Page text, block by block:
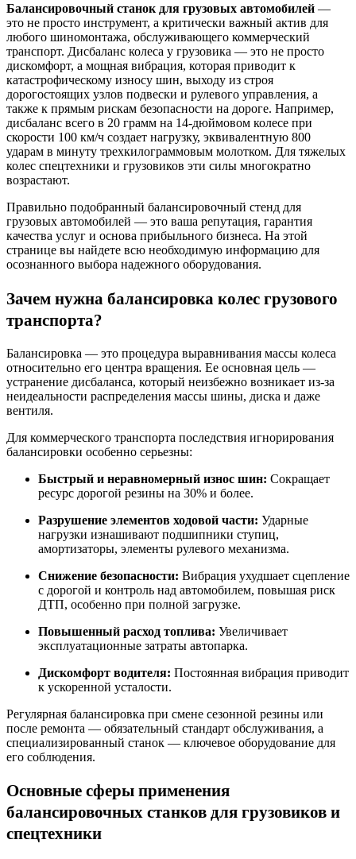
Балансировочный станок для грузовых автомобилей —
это не просто инструмент, а критически важный актив для
любого шиномонтажа, обслуживающего коммерческий
транспорт. Дисбаланс колеса у грузовика — это не просто
дискомфорт, а мощная вибрация, которая приводит к
катастрофическому износу шин, выходу из строя
дорогостоящих узлов подвески и рулевого управления, а
также к прямым рискам безопасности на дороге. Например,
дисбаланс всего в 20 грамм на 14-дюймовом колесе при
скорости 100 км/ч создает нагрузку, эквивалентную 800
ударам в минуту трехкилограммовым молотком. Для тяжелых
колес спецтехники и грузовиков эти силы многократно
возрастают.
Правильно подобранный балансировочный стенд для
грузовых автомобилей — это ваша репутация, гарантия
качества услуг и основа прибыльного бизнеса. На этой
странице вы найдете всю необходимую информацию для
осознанного выбора надежного оборудования.
Зачем нужна балансировка колес грузового
транспорта?
Балансировка — это процедура выравнивания массы колеса
относительно его центра вращения. Ее основная цель —
устранение дисбаланса, который неизбежно возникает из-за
неидеальности распределения массы шины, диска и даже
вентиля.
Для коммерческого транспорта последствия игнорирования
балансировки особенно серьезны:
Быстрый и неравномерный износ шин: Сокращает
ресурс дорогой резины на 30% и более.
Разрушение элементов ходовой части: Ударные
нагрузки изнашивают подшипники ступиц,
амортизаторы, элементы рулевого механизма.
Снижение безопасности: Вибрация ухудшает сцепление
с дорогой и контроль над автомобилем, повышая риск
ДТП, особенно при полной загрузке.
Повышенный расход топлива: Увеличивает
эксплуатационные затраты автопарка.
Дискомфорт водителя: Постоянная вибрация приводит
к ускоренной усталости.
Регулярная балансировка при смене сезонной резины или
после ремонта — обязательный стандарт обслуживания, а
специализированный станок — ключевое оборудование для
его соблюдения.
Основные сферы применения
балансировочных станков для грузовиков и
спецтехники